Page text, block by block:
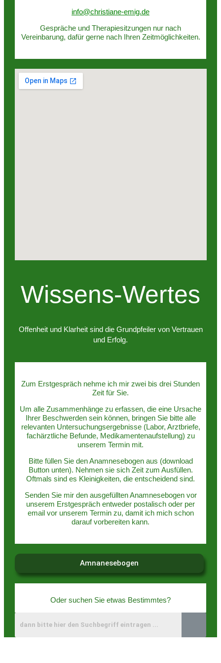
info@christiane-emig.de
Gespräche und Therapiesitzungen nur nach
Vereinbarung, dafür gerne nach Ihren Zeitmöglichkeiten.
Wissens-Wertes
Offenheit und Klarheit sind die Grundpfeiler von Vertrauen
und Erfolg.
Zum Erstgespräch nehme ich mir zwei bis drei Stunden
Zeit für Sie.
Um alle Zusammenhänge zu erfassen, die eine Ursache
Ihrer Beschwerden sein können, bringen Sie bitte alle
relevanten Untersuchungsergebnisse (Labor, Arztbriefe,
fachärztliche Befunde, Medikamentenaufstellung) zu
unserem Termin mit.
Bitte füllen Sie den Anamnesebogen aus (download
Button unten). Nehmen sie sich Zeit zum Ausfüllen.
Oftmals sind es Kleinigkeiten, die entscheidend sind.
Senden Sie mir den ausgefüllten Anamnesebogen vor
unserem Erstgespräch entweder postalisch oder per
email vor unserem Termin zu, damit ich mich schon
darauf vorbereiten kann.
Amnanesebogen
Oder suchen Sie etwas Bestimmtes?